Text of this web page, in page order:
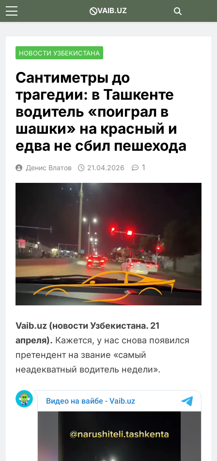
Skip
to
VAIB.UZ
НОВОСТИ УЗБЕКИСТАНА
Сантиметры до
трагедии: в Ташкенте
водитель «поиграл в
шашки» на красный и
едва не сбил пешехода
Денис Влатов 21.04.2026 1
Vaib.uz (новости Узбекистана. 21
апреля). Кажется, у нас снова появился
претендент на звание «самый
неадекватный водитель недели».